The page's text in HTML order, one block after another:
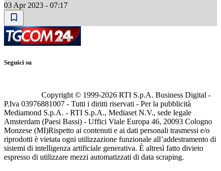
03 Apr 2023 - 07:17
Seguici su
Copyright © 1999-2026 RTI S.p.A. Business Digital -
P.Iva 03976881007 - Tutti i diritti riservati - Per la pubblicità
Mediamond S.p.A. - RTI S.p.A., Mediaset N.V., sede legale
Amsterdam (Paesi Bassi) - Uffici Viale Europa 46, 20093 Cologno
Monzese (MI)Rispetto ai contenuti e ai dati personali trasmessi e/o
riprodotti è vietata ogni utilizzazione funzionale all’addestramento di
sistemi di intelligenza artificiale generativa. È altresì fatto divieto
espresso di utilizzare mezzi automatizzati di data scraping.